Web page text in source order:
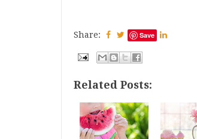
Share: Save
Related Posts: